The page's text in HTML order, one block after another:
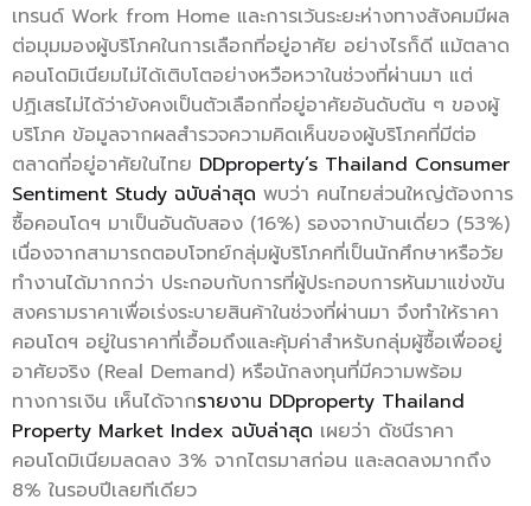
เทรนด์ Work from Home และการเว้นระยะห่างทางสังคมมีผล
ต่อมุมมองผู้บริโภคในการเลือกที่อยู่อาศัย อย่างไรก็ดี แม้ตลาด
คอนโดมิเนียมไม่ได้เติบโตอย่างหวือหวาในช่วงที่ผ่านมา แต่
ปฏิเสธไม่ได้ว่ายังคงเป็นตัวเลือกที่อยู่อาศัยอันดับต้น ๆ ของผู้
บริโภค ข้อมูลจากผลสำรวจความคิดเห็นของผู้บริโภคที่มีต่อ
ตลาดที่อยู่อาศัยในไทย DDproperty’s Thailand Consumer
Sentiment Study ฉบับล่าสุด พบว่า คนไทยส่วนใหญ่ต้องการ
ซื้อคอนโดฯ มาเป็นอันดับสอง (16%) รองจากบ้านเดี่ยว (53%)
เนื่องจากสามารถตอบโจทย์กลุ่มผู้บริโภคที่เป็นนักศึกษาหรือวัย
ทำงานได้มากกว่า ประกอบกับการที่ผู้ประกอบการหันมาแข่งขัน
สงครามราคาเพื่อเร่งระบายสินค้าในช่วงที่ผ่านมา จึงทำให้ราคา
คอนโดฯ อยู่ในราคาที่เอื้อมถึงและคุ้มค่าสำหรับกลุ่มผู้ซื้อเพื่ออยู่
อาศัยจริง (Real Demand) หรือนักลงทุนที่มีความพร้อม
ทางการเงิน เห็นได้จากรายงาน DDproperty Thailand
Property Market Index ฉบับล่าสุด เผยว่า ดัชนีราคา
คอนโดมิเนียมลดลง 3% จากไตรมาสก่อน และลดลงมากถึง
8% ในรอบปีเลยทีเดียว